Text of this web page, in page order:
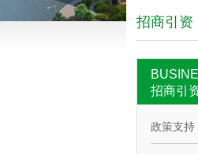
招商引资
招商引
政策支持